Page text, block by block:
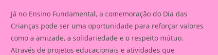
Já no Ensino Fundamental, a comemoração do Dia das
Crianças pode ser uma oportunidade para reforçar valores
como a amizade, a solidariedade e o respeito mútuo.
Através de projetos educacionais e atividades que